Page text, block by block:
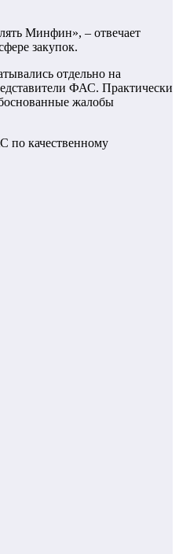
Минфин», – отвечает
закупок.
отдельно на
ФАС. Практически
жалобы
по качественному